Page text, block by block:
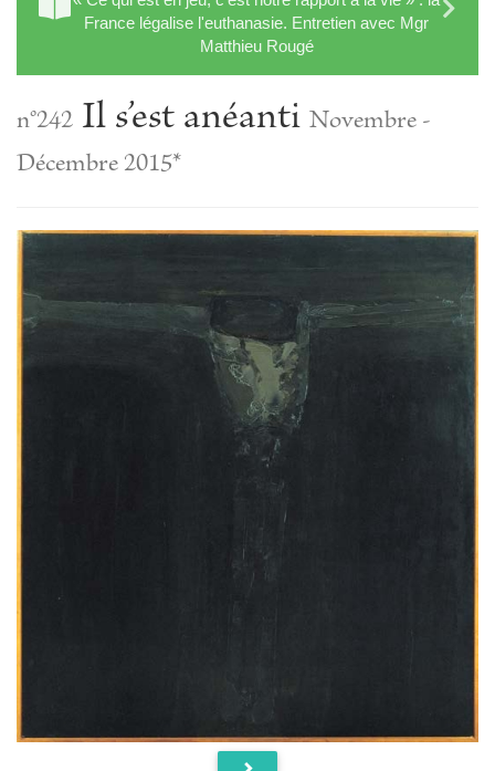
France légalise l'euthanasie. Entretien avec Mgr
Matthieu Rougé
n°242 Il s’est anéanti Novembre -
Décembre 2015*